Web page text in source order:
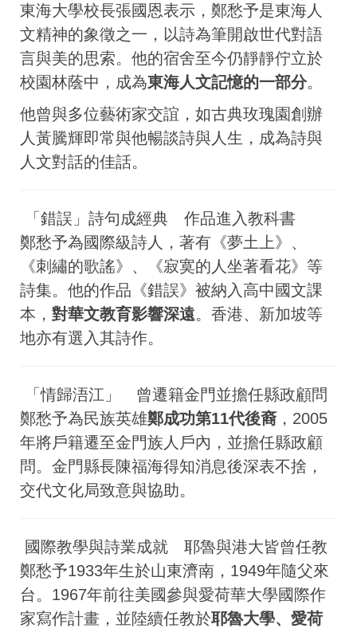
東海大學校長張國恩表示，鄭愁予是東海人
文精神的象徵之一，以詩為筆開啟世代對語
言與美的思索。他的宿舍至今仍靜靜佇立於
校園林蔭中，成為東海人文記憶的一部分。
他曾與多位藝術家交誼，如古典玫瑰園創辦
人黃騰輝即常與他暢談詩與人生，成為詩與
人文對話的佳話。
「錯誤」詩句成經典 作品進入教科書
鄭愁予為國際級詩人，著有《夢土上》、
《刺繡的歌謠》、《寂寞的人坐著看花》等
詩集。他的作品《錯誤》被納入高中國文課
本， 對華文教育影響深遠。香港、新加坡等
地亦有選入其詩作。
「情歸浯江」 曾遷籍金門並擔任縣政顧問
鄭愁予為民族英雄鄭成功第11代後裔 ，2005
年將戶籍遷至金門族人戶內，並擔任縣政顧
問。金門縣長陳福海得知消息後深表不捨，
交代文化局致意與協助。
國際教學與詩業成就 耶魯與港大皆曾任教
鄭愁予1933年生於山東濟南，1949年隨父來
台。1967年前往美國參與愛荷華大學國際作
家寫作計畫，並陸續任教於耶魯大學、愛荷